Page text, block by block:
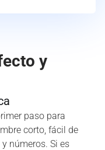
y
paso para
corto, fácil de
números. Si es